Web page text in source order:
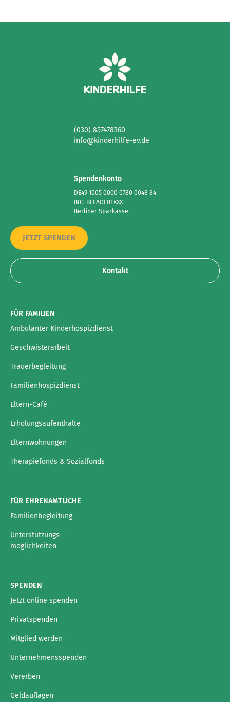
(030) 857478360
info@kinderhilfe-ev.de
Spendenkonto
DE49 1005 0000 0780 0048 84
BIC: BELADEBEXXX
Berliner Sparkasse
JETZT SPENDEN
Kontakt
FÜR FAMILIEN
Ambulanter Kinderhospizdienst
Geschwisterarbeit
Trauerbegleitung
Familienhospizdienst
Eltern-Café
Erholungsaufenthalte
Elternwohnungen
Therapiefonds & Sozialfonds
FÜR EHRENAMTLICHE
Familienbegleitung
Unterstützungs-
möglichkeiten
SPENDEN
Jetzt online spenden
Privatspenden
Mitglied werden
Unternehmensspenden
Vererben
Geldauflagen